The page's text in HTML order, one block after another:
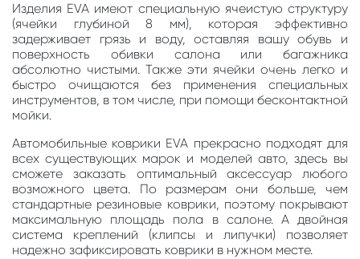
Изделия EVA имеют специальную ячеистую структуру
(ячейки глубиной 8 мм), которая эффективно
задерживает грязь и воду, оставляя вашу обувь и
поверхность обивки салона или багажника
абсолютно чистыми. Также эти ячейки очень легко и
быстро очищаются без применения специальных
инструментов, в том числе, при помощи бесконтактной
мойки.
Автомобильные коврики EVA прекрасно подходят для
всех существующих марок и моделей авто, здесь вы
сможете заказать оптимальный аксессуар любого
возможного цвета. По размерам они больше, чем
стандартные резиновые коврики, поэтому покрывают
максимальную площадь пола в салоне. А двойная
система креплений (клипсы и липучки) позволяет
надежно зафиксировать коврики в нужном месте.